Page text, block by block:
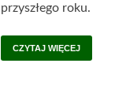
przyszłego roku.
CZYTAJ WIĘCEJ